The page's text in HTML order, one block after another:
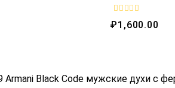
5
R
a
u
₽1,600.00
Black Code мужские духи с